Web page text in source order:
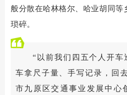
般分散在哈林格尔、哈业胡同等
琐碎。
“以前我们四五个人开
车拿尺子量、手写记录，回
市九原区交通事业发展中心